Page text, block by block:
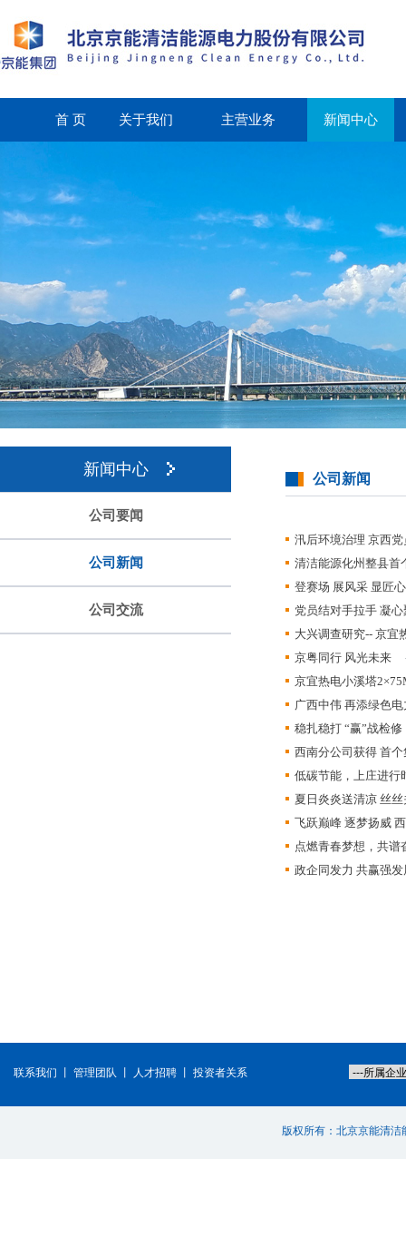
首 页 关于我们 主营业务 新闻中心
新闻中心
公司要闻
公司新闻
公司交流
公司新闻
汛后环境治理 京西
清洁能源化州整县首
登赛场 展风采 显匠
党员结对手拉手 凝
大兴调查研究-- 京宜
京粤同行 风光未来
京宜热电小溪塔
广西中伟 再添绿色
稳扎稳打 “赢”战检修
西南分公司获得 首
低碳节能，上庄进行
夏日炎炎送清凉 丝
飞跃巅峰 逐梦扬威
点燃青春梦想，共谱
政企同发力 共赢强发
联系我们 管理团队 人才招聘 投资者关系
版权所有：北京京能清